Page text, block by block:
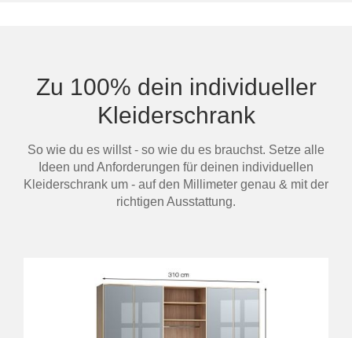
Zu 100% dein individueller
Kleiderschrank
So wie du es willst - so wie du es brauchst. Setze alle
Ideen und Anforderungen für deinen individuellen
Kleiderschrank um - auf den Millimeter genau & mit der
richtigen Ausstattung.